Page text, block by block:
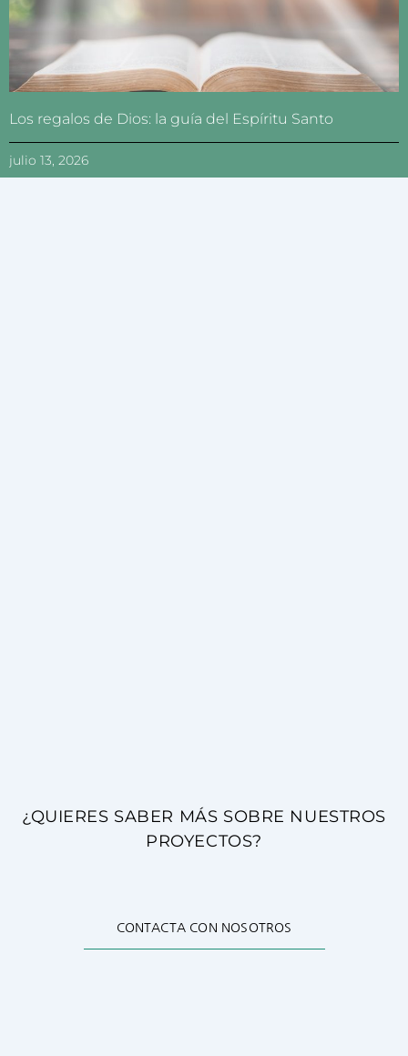
Los regalos de Dios: la guía del Espíritu Santo
julio 13, 2026
¿QUIERES SABER MÁS SOBRE NUESTROS
PROYECTOS?
CONTACTA CON NOSOTROS